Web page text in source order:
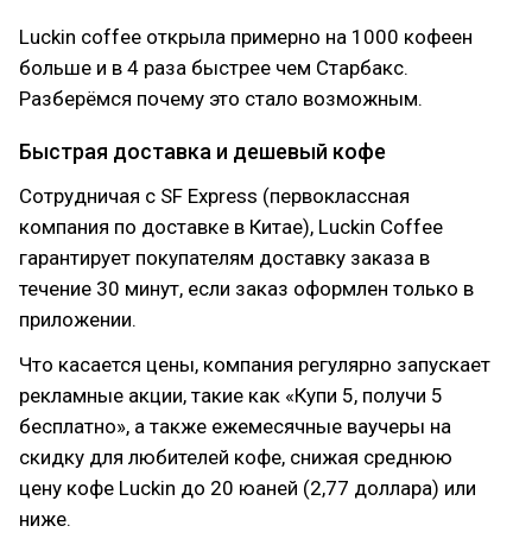
Luckin coffee открыла примерно на 1000 кофеен
больше и в 4 раза быстрее чем Старбакс.
Разберёмся почему это стало возможным.
Быстрая доставка и дешевый кофе
Сотрудничая с SF Express (первоклассная
компания по доставке в Китае), Luckin Coffee
гарантирует покупателям доставку заказа в
течение 30 минут, если заказ оформлен только в
приложении.
Что касается цены, компания регулярно запускает
рекламные акции, такие как «Купи 5, получи 5
бесплатно», а также ежемесячные ваучеры на
скидку для любителей кофе, снижая среднюю
цену кофе Luckin до 20 юаней (2,77 доллара) или
ниже.